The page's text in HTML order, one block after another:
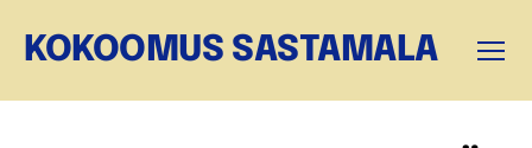
KOKOOMUS SASTAMALA